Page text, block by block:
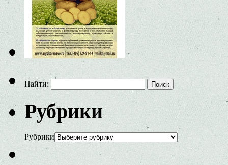
Найти:
Рубрики
Рубрики